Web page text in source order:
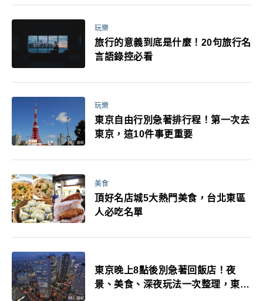
玩樂
旅行的意義到底是什麼！20句旅行名
言語錄控必看
玩樂
東京自由行別急著排行程！第一次去
東京，這10件事更重要
美食
頂好名店城5大熱門美食，台北東區
人必吃名單
東京晚上8點後別急著回飯店！夜
景、美食、深夜玩法一次整理，東京